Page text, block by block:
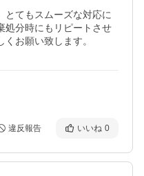
とてもスムーズな対応に
処分時にもリピートさせ
お願い致します。
違反報告 いいね 0